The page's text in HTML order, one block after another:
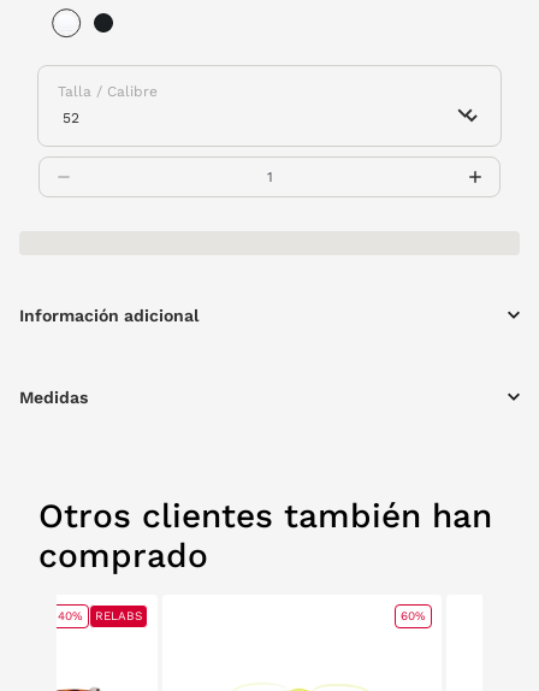
Talla / Calibre
Información adicional
Medidas
Otros clientes también han
comprado
40% RELABS 60%